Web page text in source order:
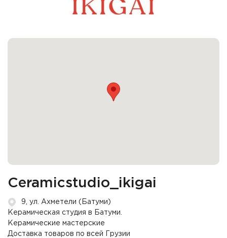
Ceramicstudio_ikigai
9, ул. Ахметели (Батуми)
Керамическая студия в Батуми.
Керамические мастерские
Доставка товаров по всей Грузии